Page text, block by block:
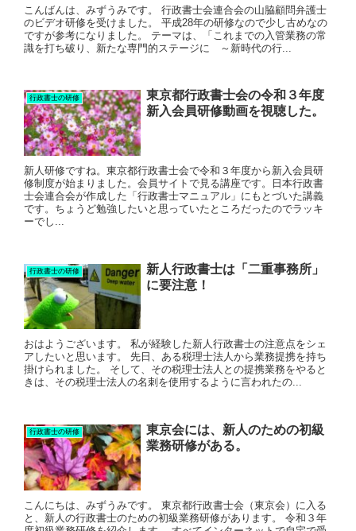
こんばんは、みずうみです。 行政書士会連合会の山脇顧問弁護士
のビデオ研修を受けました。 平成28年の研修なので少し古めなの
ですが参考になりました。 テーマは、「これまでの入管業務の常
識を打ち破り、新たな専門的ステージに ～新時代の行...
行政書士の研修
東京都行政書士会の令和３年度
新入会員研修動画を視聴した。
新人研修ですね。東京都行政書士会で令和３年度から新入会員研
修制度が始まりました。会員サイトで見る講座です。日本行政書
士会連合会が作成した「行政書士マニュアル」にもとづいた講義
です。ちょうど勉強したいと思っていたところだったのでラッキ
ーでし...
行政書士の研修
新人行政書士は「二重事務所」
に要注意！
おはようございます。 私が経験した新人行政書士の注意点をシェ
アしたいと思います。 先日、ある税理士法人から業務提携を持ち
掛けられました。 そして、その税理士法人との提携業務をやると
きは、その税理士法人の名刺を使用するように言われたの...
行政書士の研修
東京会には、新人のための初級
業務研修がある。
こんにちは、みずうみです。 東京都行政書士会（東京会）に入る
と、新人の行政書士のための初級業務研修があります。 令和３年